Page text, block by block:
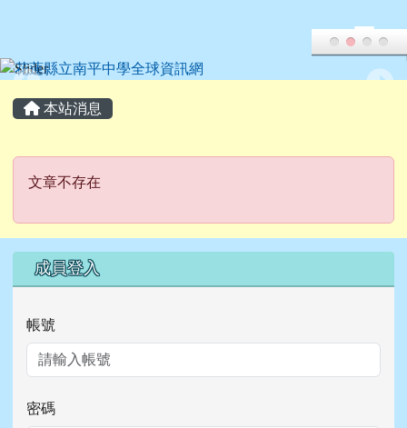
主內容區域
本站消息
文章不存在
文章不存在
右邊區域內容
成員登入
帳號
密碼
頁尾區域